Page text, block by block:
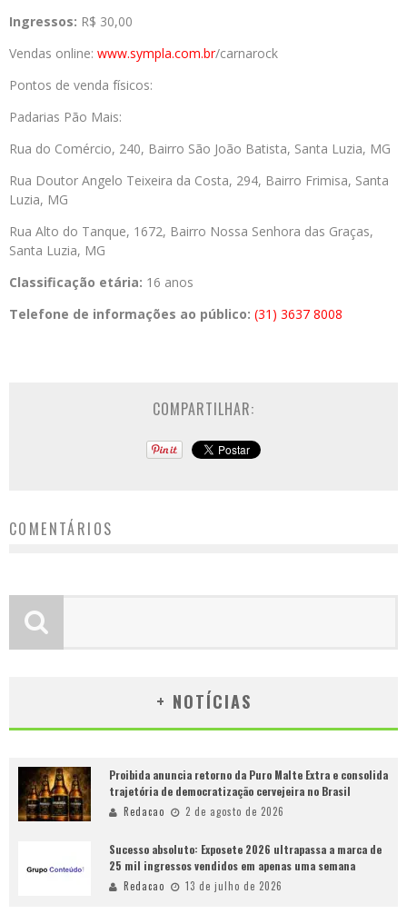
Ingressos: R$ 30,00
Vendas online: www.sympla.com.br/carnarock
Pontos de venda físicos:
Padarias Pão Mais:
Rua do Comércio, 240, Bairro São João Batista, Santa Luzia, MG
Rua Doutor Angelo Teixeira da Costa, 294, Bairro Frimisa, Santa
Luzia, MG
Rua Alto do Tanque, 1672, Bairro Nossa Senhora das Graças,
Santa Luzia, MG
Classificação etária: 16 anos
Telefone de informações ao público: (31) 3637 8008
COMPARTILHAR:
COMENTÁRIOS
+ NOTÍCIAS
Proibida anuncia retorno da Puro Malte Extra e consolida
trajetória de democratização cervejeira no Brasil
Redacao 2 de agosto de 2026
Sucesso absoluto: Exposete 2026 ultrapassa a marca de
25 mil ingressos vendidos em apenas uma semana
Redacao 13 de julho de 2026